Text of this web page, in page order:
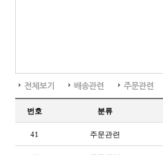
전체보기 배송관련 주문관련
번호 분류
41 주문관련